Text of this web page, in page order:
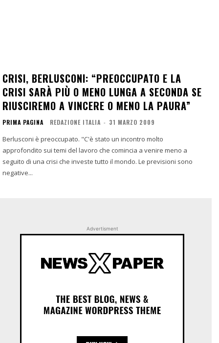
CRISI, BERLUSCONI: “PREOCCUPATO E LA
CRISI SARÀ PIÙ O MENO LUNGA A SECONDA SE
RIUSCIREMO A VINCERE O MENO LA PAURA”
PRIMA PAGINA REDAZIONE ITALIA - 31 MARZO 2009
Berlusconi è preoccupato. "C'è stato un incontro molto
approfondito sui temi del lavoro che comincia a venire meno a
seguito di una crisi che investe tutto il mondo. Le previsioni sono
negative...
Advertisment